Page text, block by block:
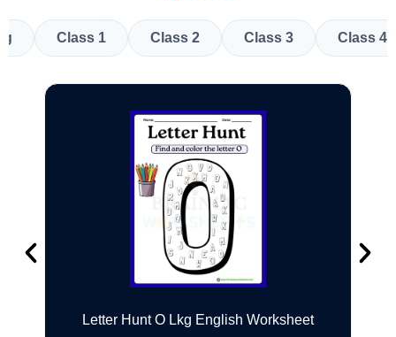
Class 1 Class 2 Class 3 Class 4
Letter Hunt O Lkg English Worksheet